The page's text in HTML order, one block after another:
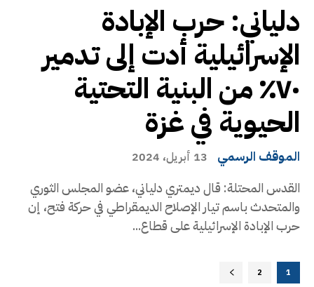
دلياني: حرب الإبادة
الإسرائيلية أدت إلى تدمير
٧٠٪؜ من البنية التحتية
الحيوية في غزة
الموقف الرسمي 13 أبريل، 2024
القدس المحتلة: قال ديمتري دلياني، عضو المجلس الثوري
والمتحدث باسم تيار الإصلاح الديمقراطي في حركة فتح، إن
حرب الإبادة الإسرائيلية على قطاع...
1
2